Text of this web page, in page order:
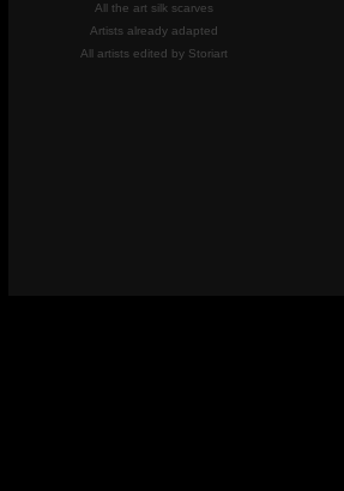
All the art silk scarves
Artists already adapted
All artists edited by Storiart